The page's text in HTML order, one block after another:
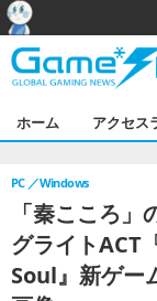
ホーム アクセス
「秦こころ
グライトACT
Soul』新ゲー
PC Windows